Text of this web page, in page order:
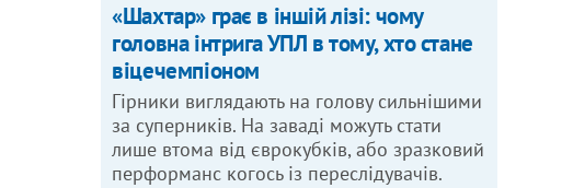
«Шахтар» грає в іншій лізі: чому
головна інтрига УПЛ в тому, хто стане
віцечемпіоном
Гірники виглядають на голову сильнішими
за суперників. На заваді можуть стати
лише втома від єврокубків, або зразковий
перформанс когось із переслідувачів.